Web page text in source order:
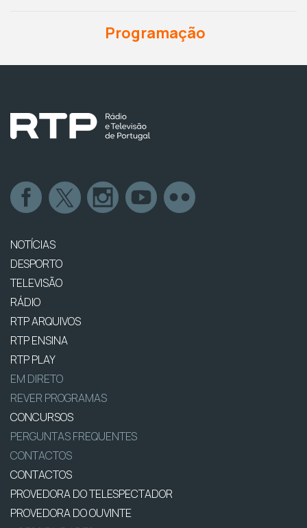
Programação
NOTÍCIAS
DESPORTO
TELEVISÃO
RÁDIO
RTP ARQUIVOS
RTP ENSINA
RTP PLAY
EM DIRETO
REVER PROGRAMAS
CONCURSOS
PERGUNTAS FREQUENTES
CONTACTOS
CONTACTOS
PROVEDORA DO TELESPECTADOR
PROVEDORA DO OUVINTE